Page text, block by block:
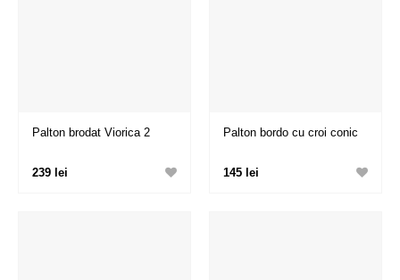
Palton brodat Viorica 2
239 lei
Palton bordo cu croi conic
145 lei